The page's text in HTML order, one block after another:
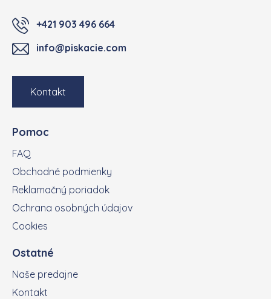
+421 903 496 664
info@piskacie.com
Kontakt
Pomoc
FAQ
Obchodné podmienky
Reklamačný poriadok
Ochrana osobných údajov
Cookies
Ostatné
Naše predajne
Kontakt